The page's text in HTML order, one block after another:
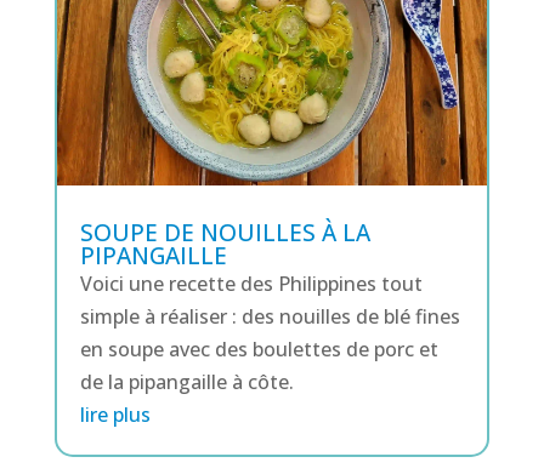
SOUPE DE NOUILLES À LA
PIPANGAILLE
Voici une recette des Philippines tout
simple à réaliser : des nouilles de blé fines
en soupe avec des boulettes de porc et
de la pipangaille à côte.
lire plus